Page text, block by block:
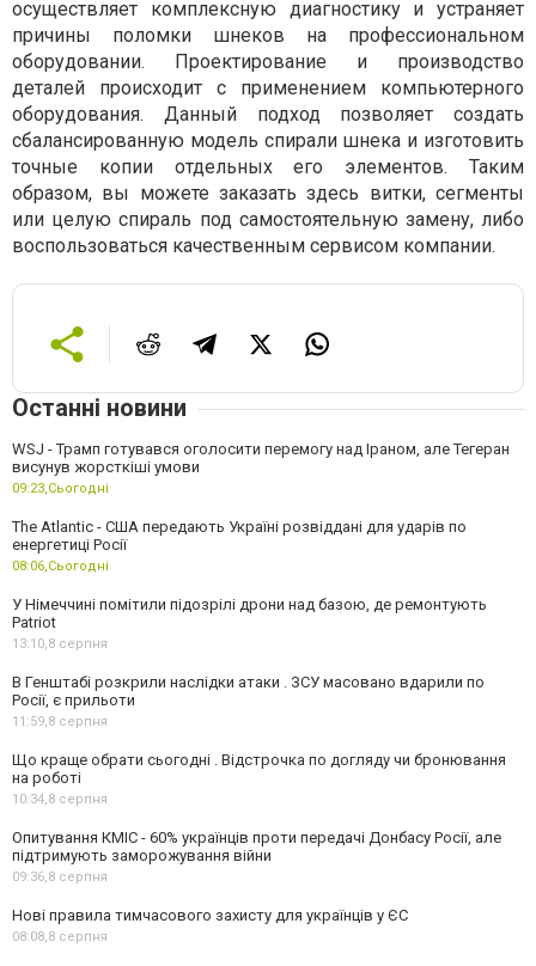
осуществляет комплексную диагностику и устраняет
причины поломки шнеков на профессиональном
оборудовании. Проектирование и производство
деталей происходит с применением компьютерного
оборудования. Данный подход позволяет создать
сбалансированную модель спирали шнека и изготовить
точные копии отдельных его элементов. Таким
образом, вы можете заказать здесь витки, сегменты
или целую спираль под самостоятельную замену, либо
воспользоваться качественным сервисом компании.
Останні новини
WSJ - Трамп готувався оголосити перемогу над Іраном, але Тегеран
висунув жорсткіші умови
09:23,Сьогодні
The Atlantic - США передають Україні розвіддані для ударів по
енергетиці Росії
08:06,Сьогодні
У Німеччині помітили підозрілі дрони над базою, де ремонтують
Patriot
13:10,8 серпня
В Генштабі розкрили наслідки атаки . ЗСУ масовано вдарили по
Росії, є прильоти
11:59,8 серпня
Що краще обрати сьогодні . Відстрочка по догляду чи бронювання
на роботі
10:34,8 серпня
Опитування КМІС - 60% українців проти передачі Донбасу Росії, але
підтримують заморожування війни
09:36,8 серпня
Нові правила тимчасового захисту для українців у ЄС
08:08,8 серпня